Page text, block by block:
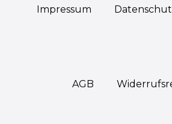
Impressum
AGB